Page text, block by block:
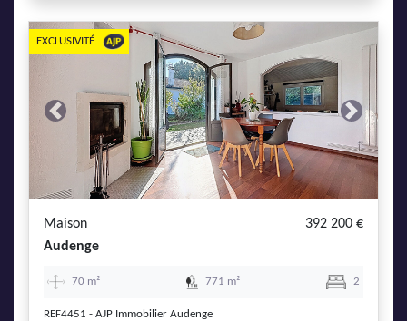
Previous Next
EXCLUSIVITÉ
Maison
392 200 €
Audenge
70 m² 771 m² 2
REF4451 - AJP Immobilier Audenge